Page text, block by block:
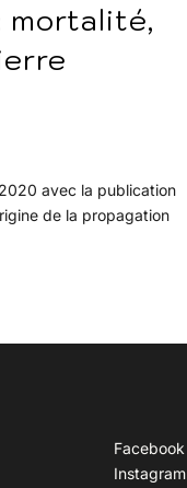
mortalité,
avec la publication
de la propagation
Facebook
Instagram